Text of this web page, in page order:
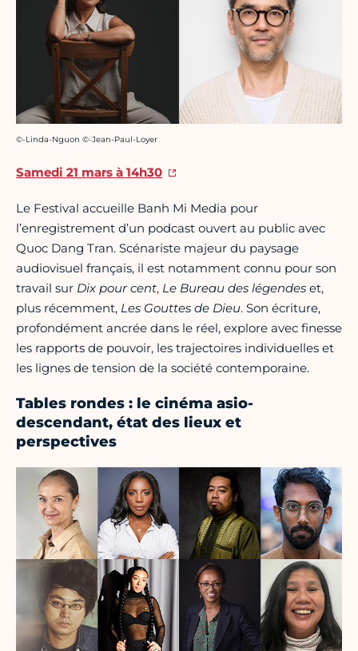
Crédit photo :
©-Linda-Nguon ©-Jean-Paul-Loyer
Samedi 21 mars à 14h30
Le Festival accueille Banh Mi Media pour
l’enregistrement d’un podcast ouvert au public avec
Quoc Dang Tran. Scénariste majeur du paysage
audiovisuel français, il est notamment connu pour son
travail sur Dix pour cent, Le Bureau des légendes et,
plus récemment, Les Gouttes de Dieu. Son écriture,
profondément ancrée dans le réel, explore avec finesse
les rapports de pouvoir, les trajectoires individuelles et
les lignes de tension de la société contemporaine.
Tables rondes : le cinéma asio-
descendant, état des lieux et
perspectives